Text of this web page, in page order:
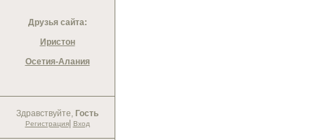
Друзья сайта:
Иристон
Осетия-Алания
Здравствуйте, Гость
Регистрация| Вход